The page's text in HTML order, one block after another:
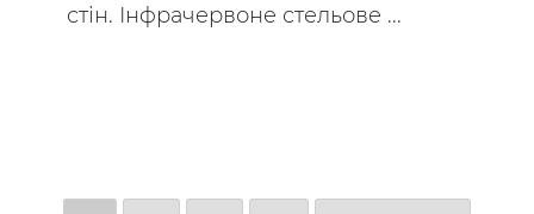
стін. Інфрачервоне стельове ...